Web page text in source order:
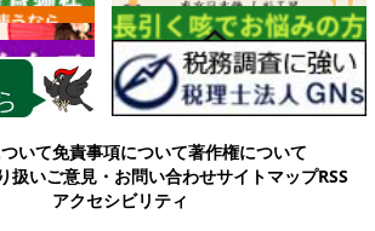
いて免責事項について著作権について
扱いご意見・お問い合わせサイトマップRSS
アクセシビリティ